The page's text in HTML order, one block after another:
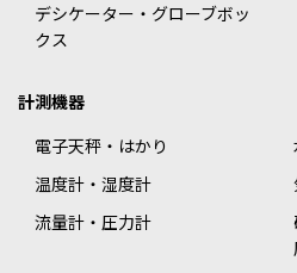
デシケーター・グローブボッ
クス
計測機器
電子天秤・はかり
温度計・湿度計
流量計・圧力計